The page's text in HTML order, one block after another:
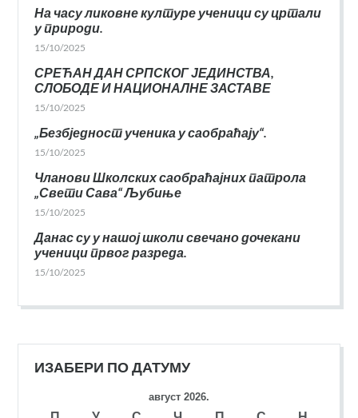
На часу ликовне културе ученици су цртали
у природи.
15/10/2025
СРЕЋАН ДАН СРПСКОГ ЈЕДИНСТВА,
СЛОБОДЕ И НАЦИОНАЛНЕ ЗАСТАВЕ
15/10/2025
„Безбједност ученика у саобраћају“.
15/10/2025
Чланови Школских саобраћајних патрола
„Свети Сава“ Љубиње
15/10/2025
Данас су у нашој школи свечано дочекани
ученици првог разреда.
15/10/2025
ИЗАБЕРИ ПО ДАТУМУ
август 2026.